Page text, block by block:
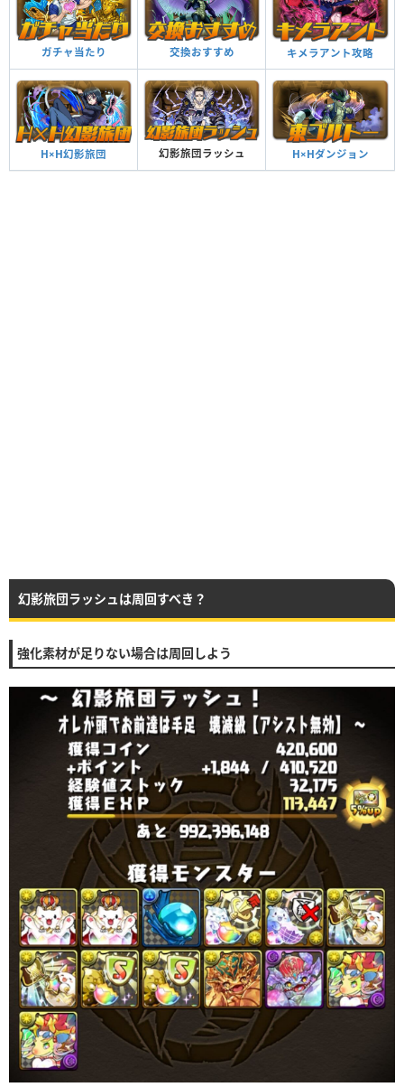
ガチャ当たり 交換おすすめ キメラアント攻略
H×H幻影旅団 幻影旅団ラッシュ H×Hダンジョン
幻影旅団ラッシュは周回すべき？
強化素材が足りない場合は周回しよう